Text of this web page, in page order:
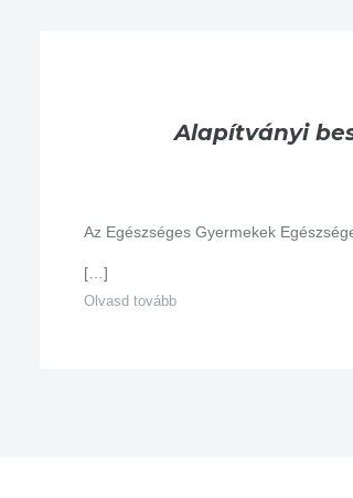
Alapítványi
Az Egészséges Gyermekek
[…]
Olvasd tovább